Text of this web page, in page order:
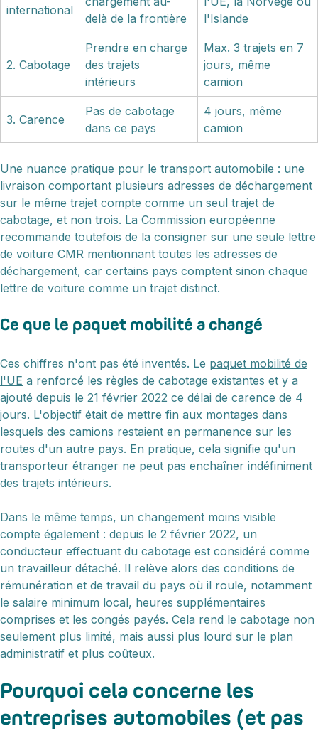
international
delà de la frontière
l'Islande
2. Cabotage
Prendre en charge
des trajets
intérieurs
Max. 3 trajets en 7
jours, même
camion
3. Carence
Pas de cabotage
dans ce pays
4 jours, même
camion
Une nuance pratique pour le transport automobile : une
livraison comportant plusieurs adresses de déchargement
sur le même trajet compte comme un seul trajet de
cabotage, et non trois. La Commission européenne
recommande toutefois de la consigner sur une seule lettre
de voiture CMR mentionnant toutes les adresses de
déchargement, car certains pays comptent sinon chaque
lettre de voiture comme un trajet distinct.
Ce que le paquet mobilité a changé
Ces chiffres n'ont pas été inventés. Le paquet mobilité de
l'UE a renforcé les règles de cabotage existantes et y a
ajouté depuis le 21 février 2022 ce délai de carence de 4
jours. L'objectif était de mettre fin aux montages dans
lesquels des camions restaient en permanence sur les
routes d'un autre pays. En pratique, cela signifie qu'un
transporteur étranger ne peut pas enchaîner indéfiniment
des trajets intérieurs.
Dans le même temps, un changement moins visible
compte également : depuis le 2 février 2022, un
conducteur effectuant du cabotage est considéré comme
un travailleur détaché. Il relève alors des conditions de
rémunération et de travail du pays où il roule, notamment
le salaire minimum local, heures supplémentaires
comprises et les congés payés. Cela rend le cabotage non
seulement plus limité, mais aussi plus lourd sur le plan
administratif et plus coûteux.
Pourquoi cela concerne les
entreprises automobiles (et pas